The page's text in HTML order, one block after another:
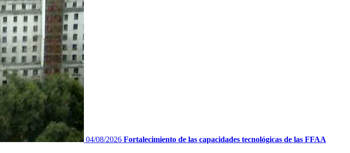
04/08/2026 Fortalecimiento de las capacidades tecnológicas de las FFAA